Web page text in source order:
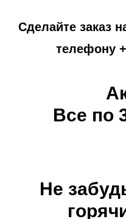
Сделайте заказ
телефону
Все по
Не